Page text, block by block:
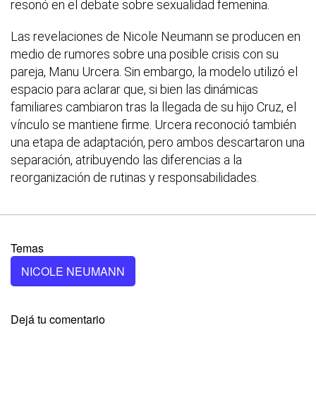
resonó en el debate sobre sexualidad femenina.
Las revelaciones de Nicole Neumann se producen en
medio de rumores sobre una posible crisis con su
pareja, Manu Urcera. Sin embargo, la modelo utilizó el
espacio para aclarar que, si bien las dinámicas
familiares cambiaron tras la llegada de su hijo Cruz, el
vínculo se mantiene firme. Urcera reconoció también
una etapa de adaptación, pero ambos descartaron una
separación, atribuyendo las diferencias a la
reorganización de rutinas y responsabilidades.
Temas
NICOLE NEUMANN
Dejá tu comentario